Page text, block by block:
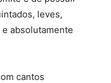
leves,
absolutamente
cantos